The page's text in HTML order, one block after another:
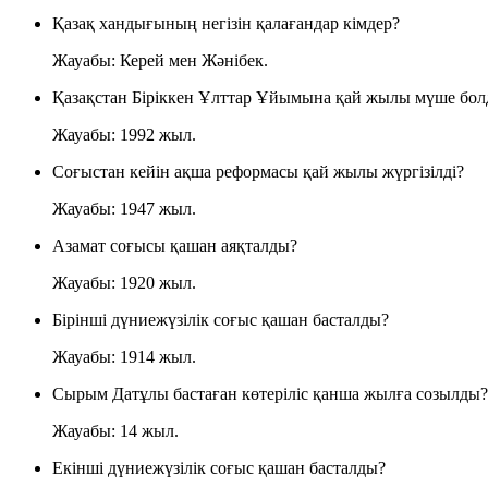
Қазақ хандығының негізін қалағандар кімдер?
Жауабы: Керей мен Жәнібек.
Қазақстан Біріккен Ұлттар Ұйымына қай жылы мүше
Жауабы: 1992 жыл.
Соғыстан кейін ақша реформасы қай жылы жүргізілді?
Жауабы: 1947 жыл.
Азамат соғысы қашан аяқталды?
Жауабы: 1920 жыл.
Бірінші дүниежүзілік соғыс қашан басталды?
Жауабы: 1914 жыл.
Сырым Датұлы бастаған көтеріліс қанша жылға созылды?
Жауабы: 14 жыл.
Екінші дүниежүзілік соғыс қашан басталды?